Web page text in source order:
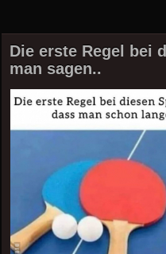
Die erste Regel bei
man sagen..